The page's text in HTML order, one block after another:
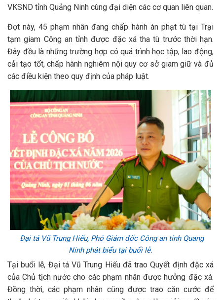
VKSND tỉnh Quảng Ninh cùng đại diện các cơ quan liên quan.
Đợt này, 45 phạm nhân đang chấp hành án phạt tù tại Trại
tạm giam Công an tỉnh được đặc xá tha tù trước thời hạn.
Đây đều là những trường hợp có quá trình học tập, lao động,
cải tạo tốt, chấp hành nghiêm nội quy cơ sở giam giữ và đủ
các điều kiện theo quy định của pháp luật.
Đại tá Vũ Trung Hiếu, Phó Giám đốc Công an tỉnh Quang
Ninh phát biểu tại buổi lễ.
Tại buổi lễ, Đại tá Vũ Trung Hiếu đã trao Quyết định đặc xá
của Chủ tịch nước cho các phạm nhân được hưởng đặc xá.
Đồng thời, các phạm nhân cũng được trao căn cước để